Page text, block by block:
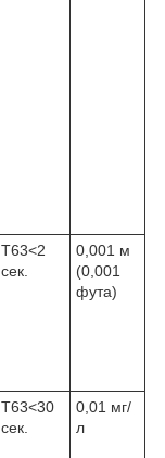
Т63<2
сек.
0,001 м
(0,001
фута)
Т63<30
сек.
0,01 мг/
л